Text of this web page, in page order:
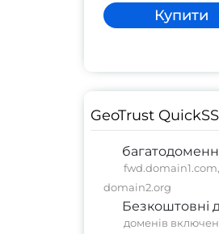
Купити
fwd.domain1.com,
domain2.org
Безкоштовні
доменів